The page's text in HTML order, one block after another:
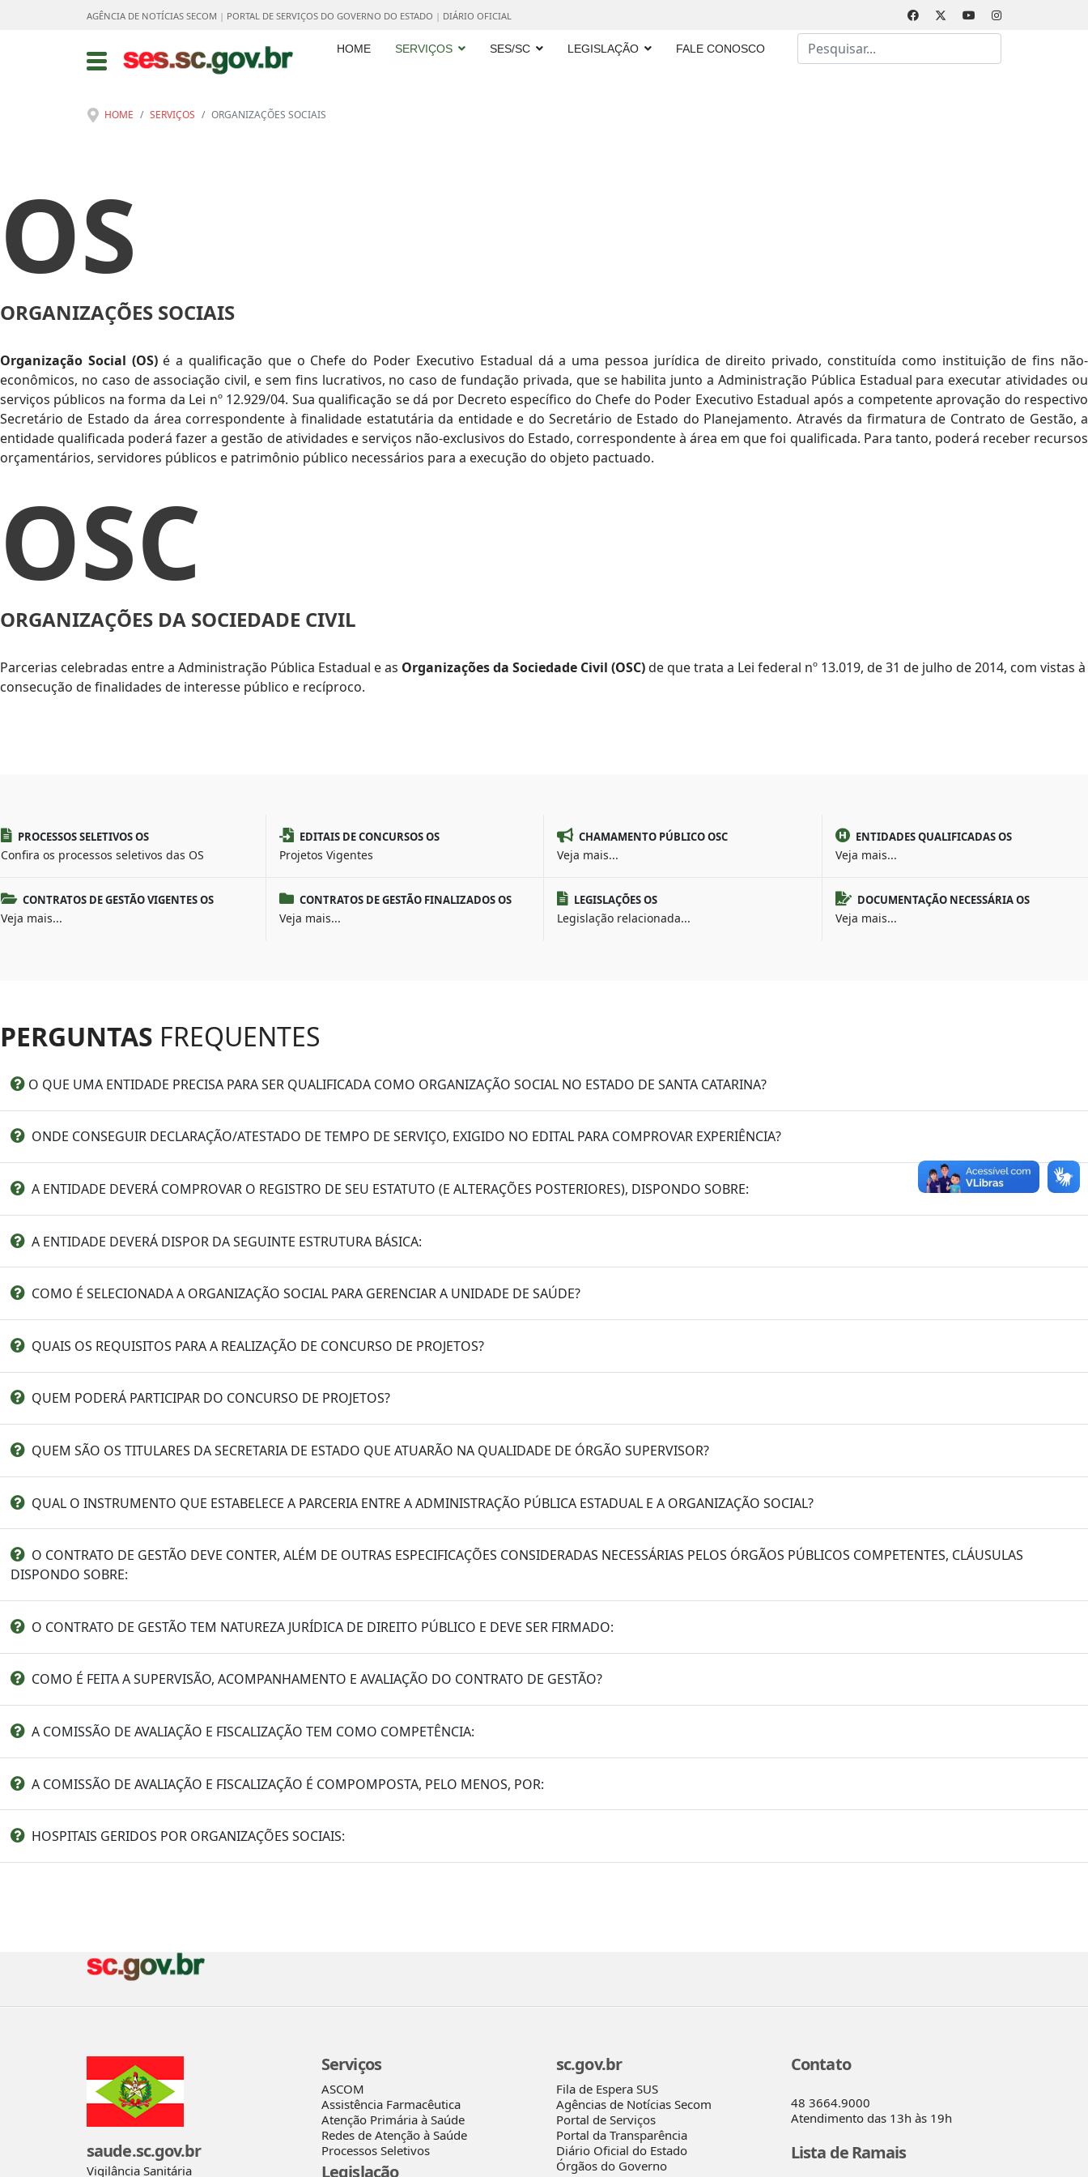
AGÊNCIA DE NOTÍCIAS SECOM | PORTAL DE SERVIÇOS DO GOVERNO DO ESTADO | DIÁRIO OFICIAL
HOME SERVIÇOS SES/SC LEGISLAÇÃO FALE CONOSCO
Busca
HOME SERVIÇOS ORGANIZAÇÕES SOCIAIS
OS
ORGANIZAÇÕES SOCIAIS
Organização Social (OS)é a qualificação que o Chefe do Poder Executivo Estadual dá a uma pessoa jurídica de direito privado, constituída como instituição de fins não-
econômicos, no caso de associação civil, e sem fins lucrativos, no caso de fundação privada, que se habilita junto a Administração Pública Estadual para executar atividades ou
serviços públicos na forma da Lei nº 12.929/04. Sua qualificação se dá por Decreto específico do Chefe do Poder Executivo Estadual após a competente aprovação do respectivo
Secretário de Estado da área correspondente à finalidade estatutária da entidade e do Secretário de Estado do Planejamento. Através da firmatura de Contrato de Gestão, a
entidade qualificada poderá fazer a gestão de atividades e serviços não-exclusivos do Estado, correspondente à área em que foi qualificada. Para tanto, poderá receber recursos
orçamentários, servidores públicos e patrimônio público necessários para a execução do objeto pactuado.
OSC
ORGANIZAÇÕES DA SOCIEDADE CIVIL
Parcerias celebradas entre a Administração Pública Estadual e as Organizações da Sociedade Civil (OSC)de que trata a Lei federal nº 13.019, de 31 de julho de 2014, com vistas à
consecução de finalidades de interesse público e recíproco.
PROCESSOS SELETIVOS OS
Confira os processos seletivos das OS
EDITAIS DE CONCURSOS OS
Projetos Vigentes
CHAMAMENTO PÚBLICO OSC
Veja mais...
ENTIDADES QUALIFICADAS OS
Veja mais...
CONTRATOS DE GESTÃO VIGENTES OS
Veja mais...
CONTRATOS DE GESTÃO FINALIZADOS OS
Veja mais...
LEGISLAÇÕES OS
Legislação relacionada...
DOCUMENTAÇÃO NECESSÁRIA OS
Veja mais...
PERGUNTAS FREQUENTES
O QUE UMA ENTIDADE PRECISA PARA SER QUALIFICADA COMO ORGANIZAÇÃO SOCIAL NO ESTADO DE SANTA CATARINA?
ONDE CONSEGUIR DECLARAÇÃO/ATESTADO DE TEMPO DE SERVIÇO, EXIGIDO NO EDITAL PARA COMPROVAR EXPERIÊNCIA?
A ENTIDADE DEVERÁ COMPROVAR O REGISTRO DE SEU ESTATUTO (E ALTERAÇÕES POSTERIORES), DISPONDO SOBRE:
A ENTIDADE DEVERÁ DISPOR DA SEGUINTE ESTRUTURA BÁSICA:
COMO É SELECIONADA A ORGANIZAÇÃO SOCIAL PARA GERENCIAR A UNIDADE DE SAÚDE?
QUAIS OS REQUISITOS PARA A REALIZAÇÃO DE CONCURSO DE PROJETOS?
QUEM PODERÁ PARTICIPAR DO CONCURSO DE PROJETOS?
QUEM SÃO OS TITULARES DA SECRETARIA DE ESTADO QUE ATUARÃO NA QUALIDADE DE ÓRGÃO SUPERVISOR?
QUAL O INSTRUMENTO QUE ESTABELECE A PARCERIA ENTRE A ADMINISTRAÇÃO PÚBLICA ESTADUAL E A ORGANIZAÇÃO SOCIAL?
O CONTRATO DE GESTÃO DEVE CONTER, ALÉM DE OUTRAS ESPECIFICAÇÕES CONSIDERADAS NECESSÁRIAS PELOS ÓRGÃOS PÚBLICOS COMPETENTES, CLÁUSULAS
DISPONDO SOBRE:
O CONTRATO DE GESTÃO TEM NATUREZA JURÍDICA DE DIREITO PÚBLICO E DEVE SER FIRMADO:
COMO É FEITA A SUPERVISÃO, ACOMPANHAMENTO E AVALIAÇÃO DO CONTRATO DE GESTÃO?
A COMISSÃO DE AVALIAÇÃO E FISCALIZAÇÃO TEM COMO COMPETÊNCIA:
A COMISSÃO DE AVALIAÇÃO E FISCALIZAÇÃO É COMPOMPOSTA, PELO MENOS, POR:
HOSPITAIS GERIDOS POR ORGANIZAÇÕES SOCIAIS:
saude.sc.gov.br
Vigilância Sanitária
Serviços
ASCOM
Assistência Farmacêutica
Atenção Primária à Saúde
Redes de Atenção à Saúde
Processos Seletivos
Legislação
sc.gov.br
Fila de Espera SUS
Agências de Notícias Secom
Portal de Serviços
Portal da Transparência
Diário Oficial do Estado
Órgãos do Governo
Contato
48 3664.9000
Atendimento das 13h às 19h
Lista de Ramais